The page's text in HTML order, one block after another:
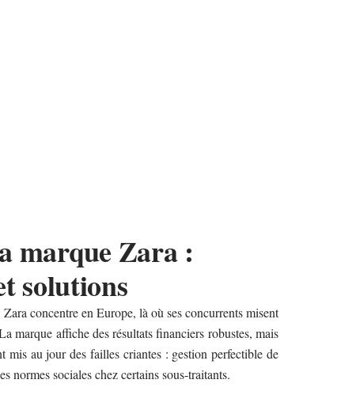
marque Zara :
solutions
concentre en Europe, là où ses concurrents misent
marque affiche des résultats financiers robustes, mais
mis au jour des failles criantes : gestion perfectible de
normes sociales chez certains sous-traitants.